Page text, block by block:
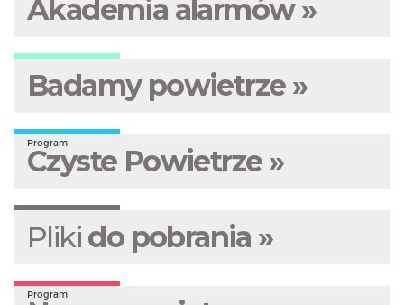
Akademia alarmów »
Badamy powietrze »
Program
Czyste Powietrze »
Pliki do pobrania »
Program